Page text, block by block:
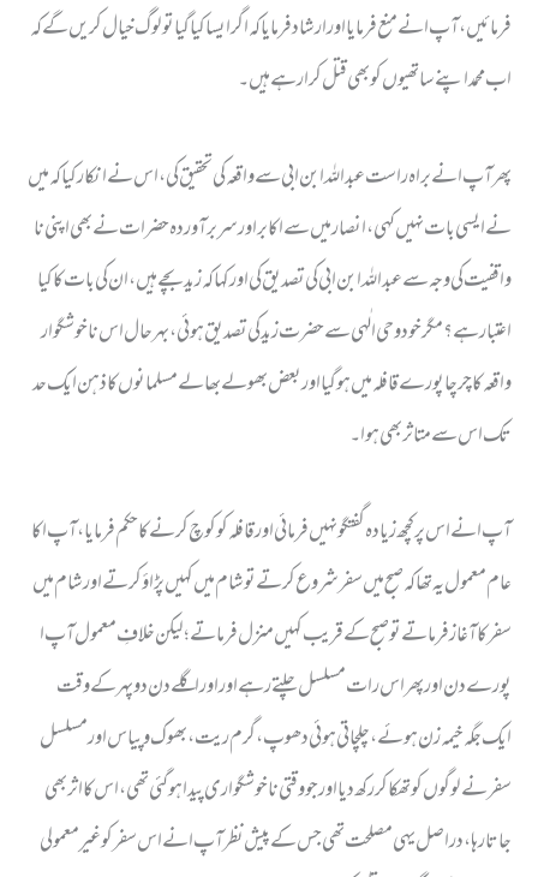
فرمائیں ، آپ ا نے منع فرمایا اور ارشاد فرمایا کہ اگر ایسا کیا گیا تو لوگ خیال کریں گے کہ
اب محمد ا پنے ساتھیوں کو بھی قتل کرا رہے ہیں ۔
پھر آپ ا نے براہ راست عبد اللہ ابن ابی سے واقعہ کی تحقیق کی ،اس نے انکار کیا کہ میں
نے ایسی بات نہیں کہی ، انصار میں سے اکابر اور سر بر آوردہ حضرات نے بھی اپنی نا
واقفیت کی وجہ سے عبد اللہ ابن ابی کی تصدیق کی اور کہا کہ زید بچے ہیں ، ان کی بات کا کیا
اعتبار ہے ؟ مگر خود وحی الٰہی سے حضرت زید کی تصدیق ہوئی ، بہر حال اس نا خوشگوار
واقعہ کا چرچا پورے قافلہ میں ہو گیا اور بعض بھولے بھالے مسلمانوں کا ذہن ایک حد
تک اس سے متاثر بھی ہوا ۔
آپ ا نے اس پر کچھ زیادہ گفتگو نہیں فرمائی اورقافلہ کو کوچ کرنے کا حکم فرمایا ، آپ اکا
عام معمول یہ تھا کہ صبح میں سفر شروع کرتے تو شام میں کہیں پڑاؤ کرتے اور شام میں
سفر کا آغاز فرماتے تو صبح کے قریب کہیں منزل فرماتے؛ لیکن خلافِ معمول آپ ا
پورے دن اور پھر اس رات مسلسل چلتے رہے اور اور اگلے دن دو پہر کے وقت
ایک جگہ خیمہ زن ہوئے ، چلچاتی ہوئی دھوپ ، گرم ریت ، بھوک و پیاس اور مسلسل
سفر نے لوگوں کو تھکا کر رکھ دیا اور جو وقتی ناخوشگواری پیدا ہوگئی تھی ، اس کا اثر بھی
جاتا رہا ، در اصل یہی مصلحت تھی جس کے پیش نظر آپ انے اس سفر کو غیر معمولی